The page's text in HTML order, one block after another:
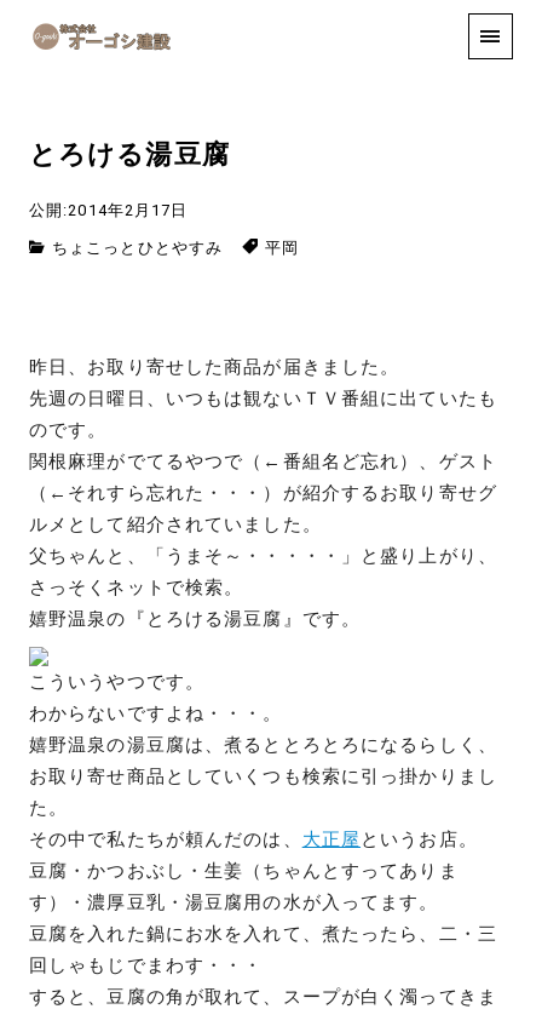
手しごと
とろける湯豆腐
公開:2014年2月17日
ちょこっとひとやすみ 平岡
昨日、お取り寄せした商品が届きました。
先週の日曜日、いつもは観ないＴＶ番組に出ていたも
のです。
関根麻理がでてるやつで（←番組名ど忘れ）、ゲスト
（←それすら忘れた・・・）が紹介するお取り寄せグ
ルメとして紹介されていました。
父ちゃんと、「うまそ～・・・・・」と盛り上がり、
さっそくネットで検索。
嬉野温泉の『とろける湯豆腐』です。
こういうやつです。
わからないですよね・・・。
嬉野温泉の湯豆腐は、煮るととろとろになるらしく、
お取り寄せ商品としていくつも検索に引っ掛かりまし
た。
その中で私たちが頼んだのは、 大正屋 というお店。
豆腐・かつおぶし・生姜（ちゃんとすってありま
す）・濃厚豆乳・湯豆腐用の水が入ってます。
豆腐を入れた鍋にお水を入れて、煮たったら、二・三
回しゃもじでまわす・・・
すると、豆腐の角が取れて、スープが白く濁ってきま